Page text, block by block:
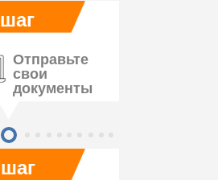
шаг
шаг
Отправьте
свои
документы